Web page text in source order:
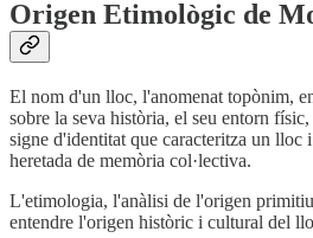
Origen Etimològic de
El nom d'un lloc, l'anomenat topònim,
sobre la seva història, el seu entorn
signe d'identitat que caracteritza un lloc
heretada de memòria col·lectiva.
L'etimologia, l'anàlisi de l'origen
entendre l'origen històric i cultural del